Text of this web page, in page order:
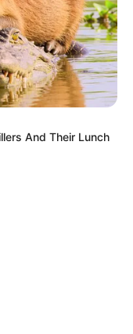
And Their Lunch